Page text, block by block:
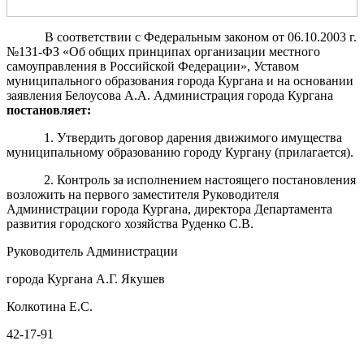
В соответствии с Федеральным законом от 06.10.2003 г.
№131-ФЗ «Об общих принципах организации местного
самоуправления в Российской Федерации», Уставом
муниципального образования города Кургана и на основании
заявления Белоусова А.А. Администрация города Кургана
постановляет:
1. Утвердить договор дарения движимого имущества
муниципальному образованию городу Кургану (прилагается).
2. Контроль за исполнением настоящего постановления
возложить на первого заместителя Руководителя
Администрации города Кургана, директора Департамента
развития городского хозяйства Руденко С.В.
Руководитель Администрации
города Кургана А.Г. Якушев
Колкотина Е.С.
42-17-91